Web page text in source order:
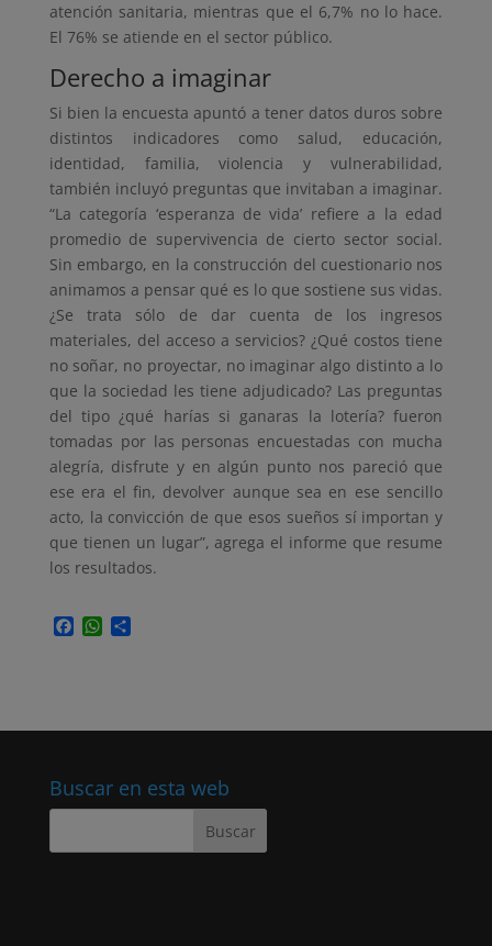
atención sanitaria, mientras que el 6,7% no lo hace.
El 76% se atiende en el sector público.
Derecho a imaginar
Si bien la encuesta apuntó a tener datos duros sobre
distintos indicadores como salud, educación,
identidad, familia, violencia y vulnerabilidad,
también incluyó preguntas que invitaban a imaginar.
“La categoría ‘esperanza de vida’ refiere a la edad
promedio de supervivencia de cierto sector social.
Sin embargo, en la construcción del cuestionario nos
animamos a pensar qué es lo que sostiene sus vidas.
¿Se trata sólo de dar cuenta de los ingresos
materiales, del acceso a servicios? ¿Qué costos tiene
no soñar, no proyectar, no imaginar algo distinto a lo
que la sociedad les tiene adjudicado? Las preguntas
del tipo ¿qué harías si ganaras la lotería? fueron
tomadas por las personas encuestadas con mucha
alegría, disfrute y en algún punto nos pareció que
ese era el fin, devolver aunque sea en ese sencillo
acto, la convicción de que esos sueños sí importan y
que tienen un lugar”, agrega el informe que resume
los resultados.
F
o
W
A
C
r
r
Buscar en esta web